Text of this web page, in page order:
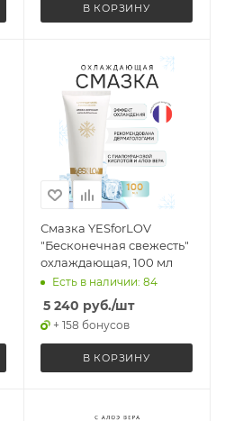
В КОРЗИНУ
Смазка YESforLOV
"Бесконечная свежесть"
охлаждающая, 100 мл
Есть в наличии: 84
5 240 руб./шт
+ 158 бонусов
В КОРЗИНУ